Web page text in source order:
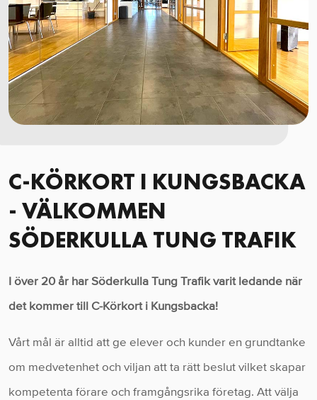
C-KÖRKORT I KUNGSBACKA
- VÄLKOMMEN
SÖDERKULLA TUNG TRAFIK
I över 20 år har Söderkulla Tung Trafik varit ledande när
det kommer till C-Körkort i Kungsbacka!
Vårt mål är alltid att ge elever och kunder en grundtanke
om medvetenhet och viljan att ta rätt beslut vilket skapar
kompetenta förare och framgångsrika företag. Att välja